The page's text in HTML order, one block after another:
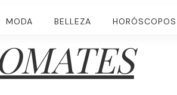
MODA BELLEZA HORÓSCOPOS